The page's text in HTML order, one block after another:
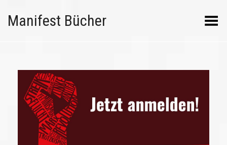
Manifest Bücher Menü umschalten